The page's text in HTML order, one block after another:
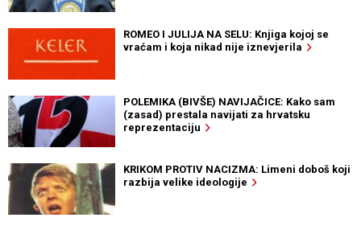
ROMEO I JULIJA NA SELU: Knjiga kojoj se
vraćam i koja nikad nije iznevjerila
POLEMIKA (BIVŠE) NAVIJAČICE: Kako sam
(zasad) prestala navijati za hrvatsku
reprezentaciju
KRIKOM PROTIV NACIZMA: Limeni doboš koji
razbija velike ideologije